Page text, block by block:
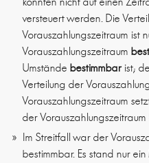
versteuert werden. Die
Vorauszahlungszeitraum ist
Vorauszahlungszeitraum
Umständebestimmbarist;
Verteilung der
Vorauszahlungszeitraum
der
Im Streitfall war der
bestimmbar. Es stand nur